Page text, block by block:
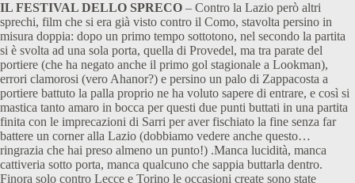
IL FESTIVAL DELLO SPRECO – Contro la Lazio però altri
sprechi, film che si era già visto contro il Como, stavolta persino in
misura doppia: dopo un primo tempo sottotono, nel secondo la partita
si è svolta ad una sola porta, quella di Provedel, ma tra parate del
portiere (che ha negato anche il primo gol stagionale a Lookman),
errori clamorosi (vero Ahanor?) e persino un palo di Zappacosta a
portiere battuto la palla proprio ne ha voluto sapere di entrare, e così si
mastica tanto amaro in bocca per questi due punti buttati in una partita
finita con le imprecazioni di Sarri per aver fischiato la fine senza far
battere un corner alla Lazio (dobbiamo vedere anche questo…
ringrazia che hai preso almeno un punto!) .Manca lucidità, manca
cattiveria sotto porta, manca qualcuno che sappia buttarla dentro.
Finora solo contro Lecce e Torino le occasioni create sono state